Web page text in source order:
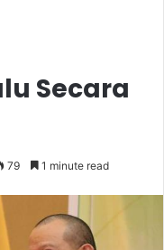
Secara
79 1 minute read